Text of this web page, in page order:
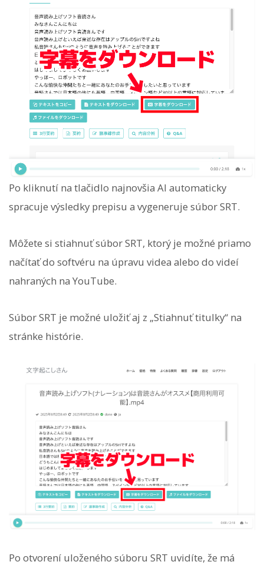
Po kliknutí na tlačidlo najnovšia AI automaticky
spracuje výsledky prepisu a vygeneruje súbor SRT.
Môžete si stiahnuť súbor SRT, ktorý je možné priamo
načítať do softvéru na úpravu videa alebo do videí
nahraných na YouTube.
Súbor SRT je možné uložiť aj z „Stiahnuť titulky“ na
stránke histórie.
Po otvorení uloženého súboru SRT uvidíte, že má